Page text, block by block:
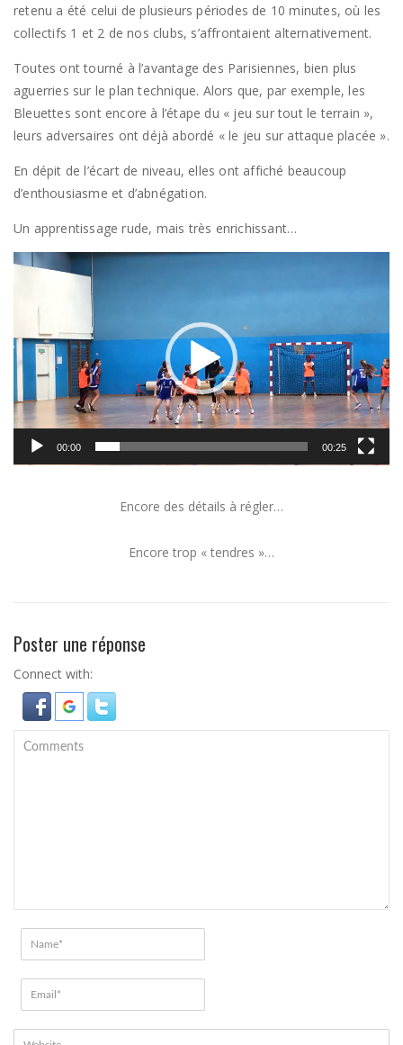
retenu a été celui de plusieurs périodes de 10 minutes, où les
collectifs 1 et 2 de nos clubs, s’affrontaient alternativement.
Toutes ont tourné à l’avantage des Parisiennes, bien plus
aguerries sur le plan technique. Alors que, par exemple, les
Bleuettes sont encore à l’étape du « jeu sur tout le terrain »,
leurs adversaires ont déjà abordé « le jeu sur attaque placée ».
En dépit de l’écart de niveau, elles ont affiché beaucoup
d’enthousiasme et d’abnégation.
Un apprentissage rude, mais très enrichissant…
Lecteur
00:00 00:25
Encore des détails à régler…
Encore trop « tendres »…
Poster une réponse
Connect with: